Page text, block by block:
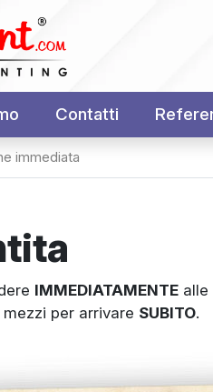
Contatti
immediata
IMMEDIATAMENTE alle
per arrivare SUBITO.